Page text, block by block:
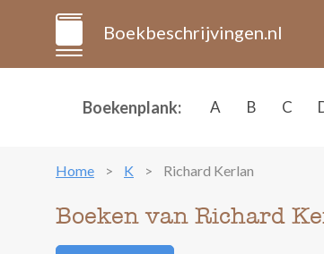
Boekbeschrijvingen.nl
Boekenplank: A B C
Home K Richard Kerlan
Boeken van Richard